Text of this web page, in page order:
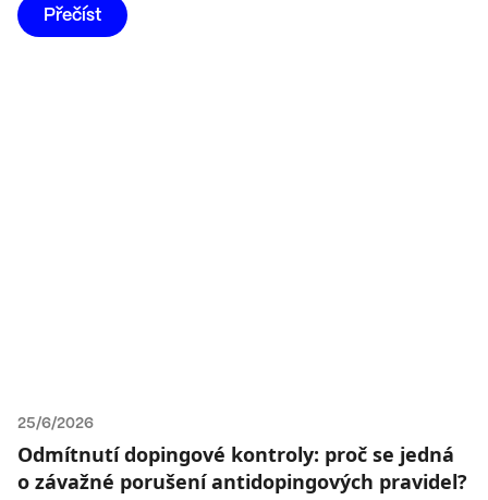
Přečíst
25/6/2026
Odmítnutí dopingové kontroly: proč se jedná
o závažné porušení antidopingových pravidel?